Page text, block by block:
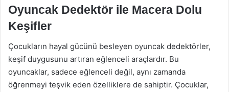
Oyuncak Dedektör ile Macera Dolu
Keşifler
Çocukların hayal gücünü besleyen oyuncak dedektörler,
keşif duygusunu artıran eğlenceli araçlardır. Bu
oyuncaklar, sadece eğlenceli değil, aynı zamanda
öğrenmeyi teşvik eden özelliklere de sahiptir. Çocuklar,